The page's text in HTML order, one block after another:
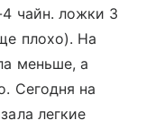
чайн. ложки 3
плохо). На
меньше, а
Сегодня на
легкие